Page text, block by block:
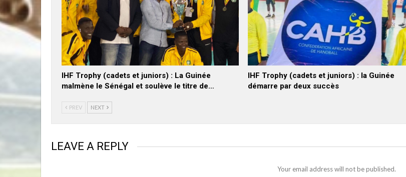
IHF Trophy (cadets et juniors) : La Guinée
malmène le Sénégal et soulève le titre de…
IHF Trophy (cadets et juniors) : la Guinée
démarre par deux succès
PREV NEXT
LEAVE A REPLY
Your email address will not be published.